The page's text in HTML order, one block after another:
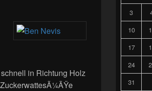
in Richtung Holz
3
10
17
24
31